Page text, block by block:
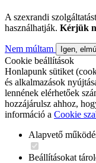
A szexrandi
használhatják. Kérjük
Nem múltam Igen,
Cookie beállítások
Honlapunk sütiket
és alkalmazások
lennének elérhetőek
hozzájárulsz ahhoz,
információ a Cookie
Alapvető
Beállításokat